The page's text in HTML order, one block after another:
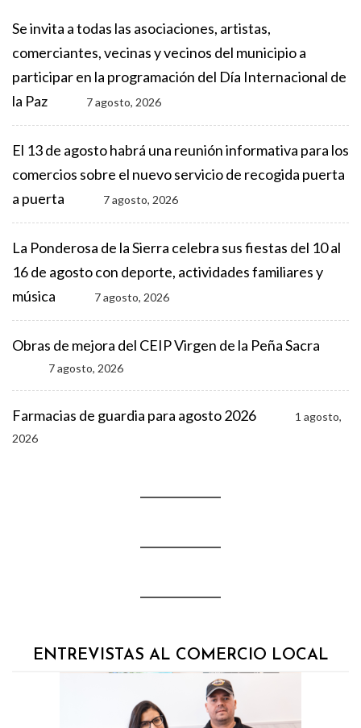
Se invita a todas las asociaciones, artistas,
comerciantes, vecinas y vecinos del municipio a
participar en la programación del Día Internacional de
la Paz
7 agosto, 2026
El 13 de agosto habrá una reunión informativa para los
comercios sobre el nuevo servicio de recogida puerta
a puerta
7 agosto, 2026
La Ponderosa de la Sierra celebra sus fiestas del 10 al
16 de agosto con deporte, actividades familiares y
música
7 agosto, 2026
Obras de mejora del CEIP Virgen de la Peña Sacra
7 agosto, 2026
Farmacias de guardia para agosto 2026
1 agosto,
2026
ENTREVISTAS AL COMERCIO LOCAL